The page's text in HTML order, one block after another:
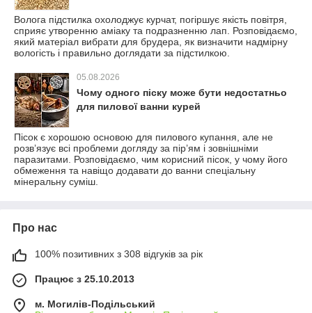
Волога підстилка охолоджує курчат, погіршує якість повітря,
сприяє утворенню аміаку та подразненню лап. Розповідаємо,
який матеріал вибрати для брудера, як визначити надмірну
вологість і правильно доглядати за підстилкою.
05.08.2026
Чому одного піску може бути недостатньо
для пилової ванни курей
Пісок є хорошою основою для пилового купання, але не
розв’язує всі проблеми догляду за пір’ям і зовнішніми
паразитами. Розповідаємо, чим корисний пісок, у чому його
обмеження та навіщо додавати до ванни спеціальну
мінеральну суміш.
Про нас
100% позитивних з 308 відгуків за рік
Працює з 25.10.2013
м. Могилів-Подільський